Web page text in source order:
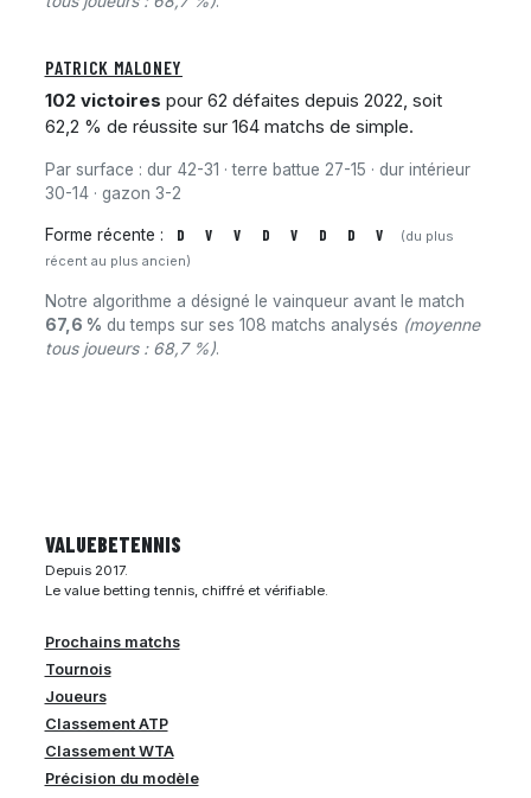
PATRICK MALONEY
102 victoires pour 62 défaites depuis 2022, soit
62,2 % de réussite sur 164 matchs de simple.
Par surface : dur 42-31 · terre battue 27-15 · dur intérieur
30-14 · gazon 3-2
Forme récente : D V V D V D D V
(du plus
récent au plus ancien)
Notre algorithme a désigné le vainqueur avant le match
67,6 % du temps sur ses 108 matchs analysés (moyenne
tous joueurs : 68,7 %).
VALUEBETENNIS
Depuis 2017.
Le value betting tennis, chiffré et vérifiable.
Prochains matchs
Tournois
Joueurs
Classement ATP
Classement WTA
Précision du modèle